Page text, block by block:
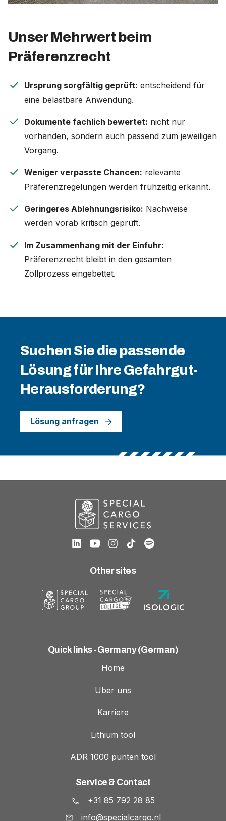
Unser Mehrwert beim
Präferenzrecht
check Ursprung sorgfältig geprüft: entscheidend für
eine belastbare Anwendung.
check Dokumente fachlich bewertet: nicht nur
vorhanden, sondern auch passend zum jeweiligen
Vorgang.
check Weniger verpasste Chancen: relevante
Präferenzregelungen werden frühzeitig erkannt.
check Geringeres Ablehnungsrisiko: Nachweise
werden vorab kritisch geprüft.
check
Im Zusammenhang mit der Einfuhr:
Präferenzrecht bleibt in den gesamten
Zollprozess eingebettet.
Suchen Sie die passende
Lösung für Ihre Gefahrgut-
Herausforderung?
Lösung anfragen
Other sites
Quick links - Germany (German)
Home
Über uns
Karriere
Lithium tool
ADR 1000 punten tool
Service & Contact
+31 85 792 28 85
info@specialcargo.nl